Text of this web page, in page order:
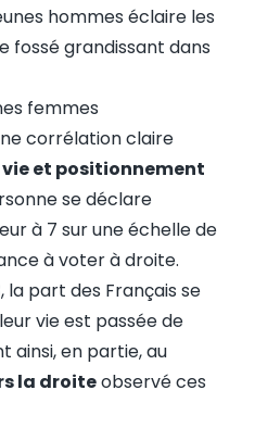
hommes éclaire les
fossé grandissant dans
femmes
corrélation claire
et positionnement
se déclare
à 7 sur une échelle de
à voter à droite.
, la part des Français se
vie est passée de
ainsi, en partie, au
la droiteobservé ces